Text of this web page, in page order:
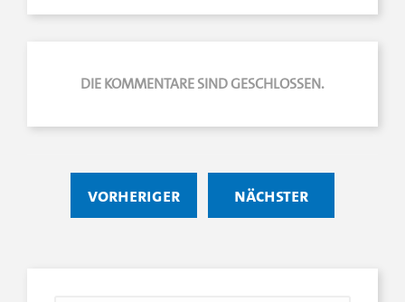
DIE KOMMENTARE SIND GESCHLOSSEN.
vorheriger nächster